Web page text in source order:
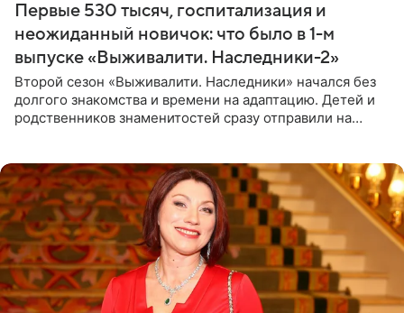
Первые 530 тысяч, госпитализация и
неожиданный новичок: что было в 1-м
выпуске «Выживалити. Наследники-2»
Второй сезон «Выживалити. Наследники» начался без
долгого знакомства и времени на адаптацию. Детей и
родственников знаменитостей сразу отправили на